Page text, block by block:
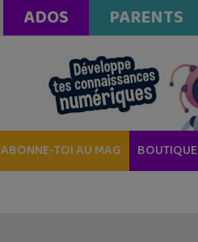
ADOS PARENTS
ABONNE-TOI AU MAG BOUTIQUE